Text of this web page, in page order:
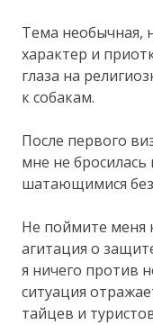
Тема необычная,
характер и
глаза на
к собакам.
После первого
мне не бросилась
шатающимися
Не поймите меня
агитация о
я ничего против
ситуация
тайцев и